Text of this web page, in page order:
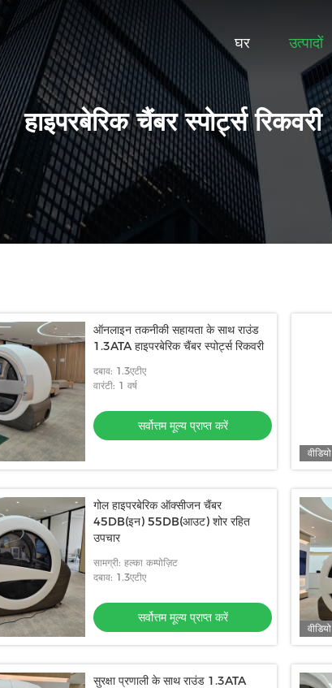
घर उत्पादों
हाइपरबेरिक चैंबर स्पोर्ट्स रिकवरी
ऑनलाइन तकनीकी सहायता के साथ राउंड
1.3ATA हाइपरबेरिक चैंबर स्पोर्ट्स रिकवरी
दबाव: 1.3एटीए
वारंटी: 1 वर्ष
सर्वोत्तम मूल्य प्राप्त करें
वीडियो
गोल हाइपरबेरिक ऑक्सीजन चैंबर
45DB(इन) 55DB(आउट) शोर रहित
उपचार
सामग्री: हल्का कम्पोज़िट
दबाव: 1.3एटीए
सर्वोत्तम मूल्य प्राप्त करें
वीडियो
सुरक्षा प्रणाली के साथ राउंड 1.3ATA